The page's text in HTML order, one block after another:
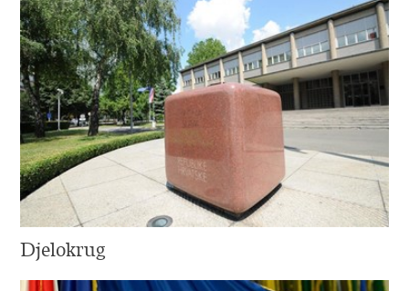
Djelokrug